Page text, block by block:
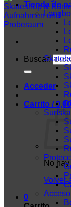
Buscar:
Acceder
Carrito /
No hay
Volver
0
Tienda de